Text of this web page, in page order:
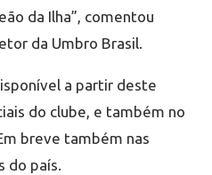
da Ilha”, comentou
da Umbro Brasil.
a partir deste
do clube, e também no
breve também nas
do país.